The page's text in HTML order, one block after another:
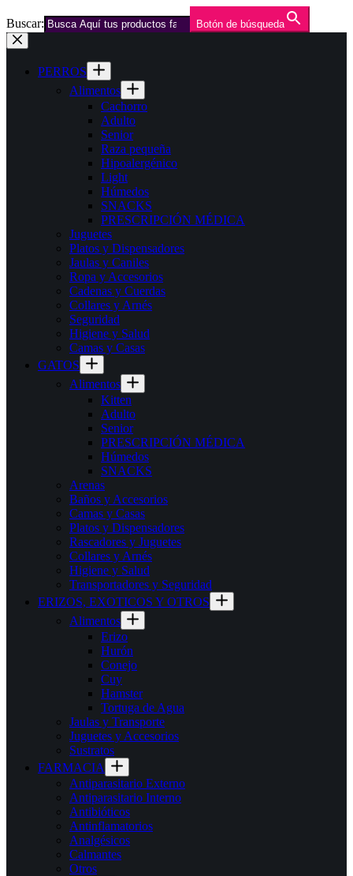
Buscar: Botón de búsqueda
Saltar
al
contenidoPERROS
Alimentos
Cachorro
Adulto
Senior
Raza pequeña
Hipoalergénico
Light
Húmedos
SNACKS
PRESCRIPCIÓN MÉDICA
Juguetes
Platos y Dispensadores
Jaulas y Caniles
Ropa y Accesorios
Cadenas y Cuerdas
Collares y Arnés
Seguridad
Higiene y Salud
Camas y Casas
GATOS
Alimentos
Kitten
Adulto
Senior
PRESCRIPCIÓN MÉDICA
Húmedos
SNACKS
Arenas
Baños y Accesorios
Camas y Casas
Platos y Dispensadores
Rascadores y Juguetes
Collares y Arnés
Higiene y Salud
Transportadores y Seguridad
ERIZOS, EXOTICOS Y OTROS
Alimentos
Erizo
Hurón
Conejo
Cuy
Hamster
Tortuga de Agua
Jaulas y Transporte
Juguetes y Accesorios
Sustratos
FARMACIA
Antiparasitario Externo
Antiparasitario Interno
Antibióticos
Antinflamatorios
Analgésicos
Calmantes
Otros